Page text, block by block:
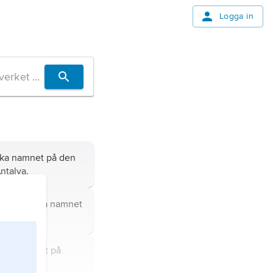
Logga in
namnet på den
.
grekiska namnet
namnet på